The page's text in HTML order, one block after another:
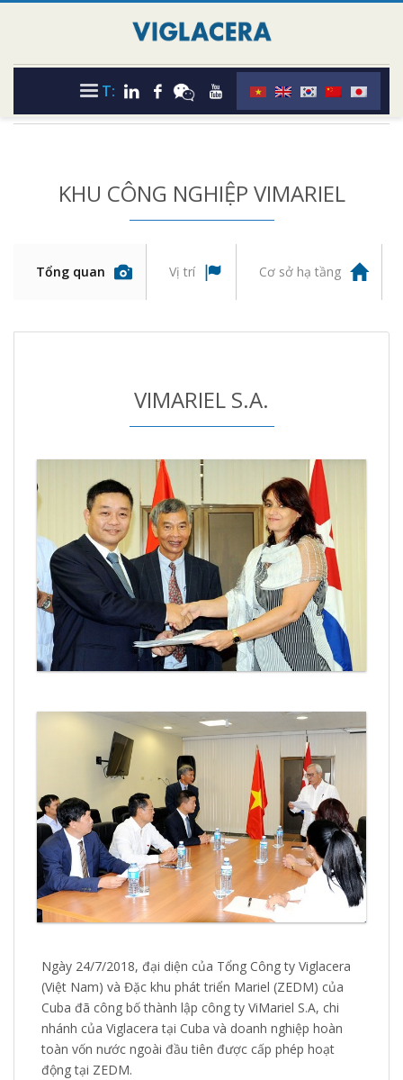
T:
KHU CÔNG NGHIỆP VIMARIEL
Tổng quan Vị trí Cơ sở hạ tầng
VIMARIEL S.A.
Ngày 24/7/2018, đại diện của Tổng Công ty Viglacera
(Việt Nam) và Đặc khu phát triển Mariel (ZEDM) của
Cuba đã công bố thành lập công ty ViMariel S.A, chi
nhánh của Viglacera tại Cuba và doanh nghiệp hoàn
toàn vốn nước ngoài đầu tiên được cấp phép hoạt
động tại ZEDM.